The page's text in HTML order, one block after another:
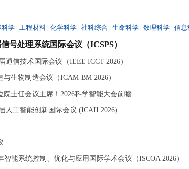
科学 | 工程材料 | 化学科学 | 社科综合 | 生命科学 | 数理科学 | 信息
号处理系统国际会议（ICSPS）
通信技术国际会议（IEEE ICCT 2026）
与生物制造会议（ICAM-BM 2026）
院士任会议主席！2026科学智能大会前瞻
人工智能创新国际会议 (ICAII 2026)
智能系统控制、优化与应用国际学术会议（ISCOA 2026）